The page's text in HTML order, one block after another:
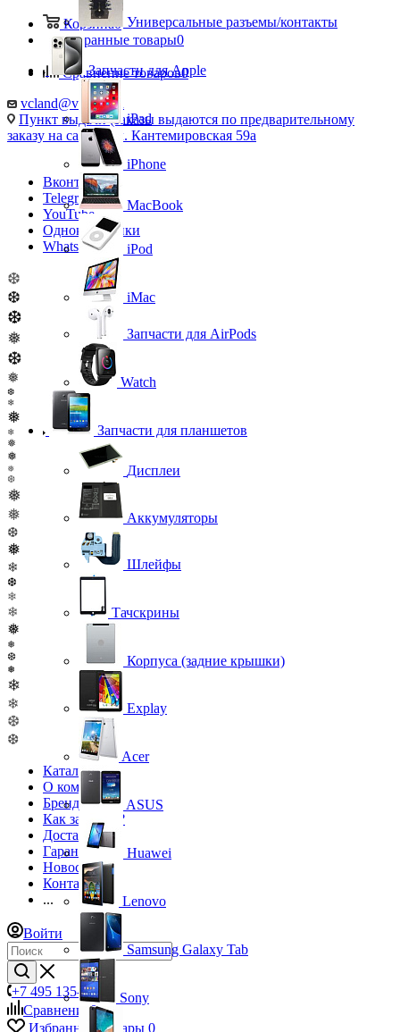
Корзина0
Избранные товары0
Сравнение товаров0
vcland@vcland.ru
Пункт выдачи (заказы выдаются по предварительному
заказу на сайте), ул. Кантемировская 59а
Вконтакте
Telegram
YouTube
Одноклассники
WhatsApp
❆
❆
❆
❅
❆
❅
❆
❄
❅
❄
❅
❅
❅
❆
❅
❅
❆
❅
❄
❆
❄
❄
❅
❅
❆
❅
❄
❄
❆
❆
Каталог
О компании
Бренды
Как заказать?
Доставка
Гарантия
Новости
Контакты
...
Войти
+7 495 135-39-43
Сравнение0
Избранные товары 0
Универсальные разъемы/контакты
Запчасти для Apple
iPad
iPhone
MacBook
iPod
iMac
Запчасти для AirPods
Watch
Запчасти для планшетов
Дисплеи
Аккумуляторы
Шлейфы
Тачскрины
Корпуса (задние крышки)
Explay
Acer
ASUS
Huawei
Lenovo
Samsung Galaxy Tab
Sony